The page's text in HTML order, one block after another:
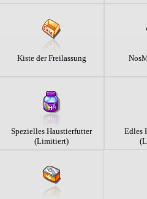
Kiste der Freilassung
Spezielles Haustierfutter
(Limitiert)
Edles